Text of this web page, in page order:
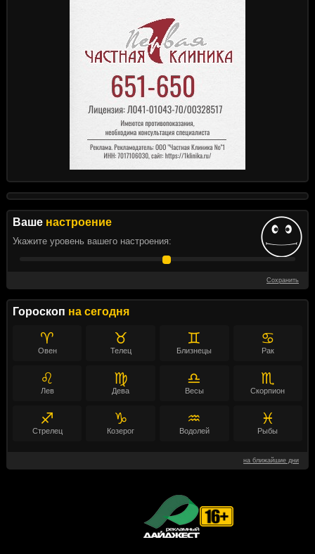
Ваше настроение
Укажите уровень вашего настроения:
Сохранить
Гороскоп на сегодня
♈
Овен
♉
Телец
♊
Близнецы
♋
Рак
♌
Лев
♍
Дева
♎
Весы
♏
Скорпион
♐
Стрелец
♑
Козерог
♒
Водолей
♓
Рыбы
на ближайшие дни